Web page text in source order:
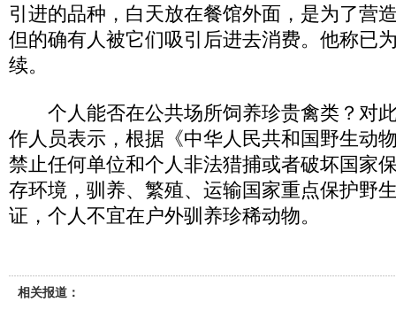
引进的品种，白天放在餐馆外面，是为了营
但的确有人被它们吸引后进去消费。他称已
续。
个人能否在公共场所饲养珍贵禽类？对
作人员表示，根据《中华人民共和国野生动
禁止任何单位和个人非法猎捕或者破坏国家
存环境，驯养、繁殖、运输国家重点保护野
证，个人不宜在户外驯养珍稀动物。
相关报道：